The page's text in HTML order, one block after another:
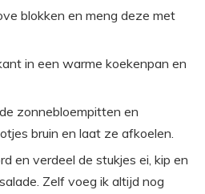
blokken en meng deze met
in een warme koekenpan en
zonnebloempitten en
bruin en laat ze afkoelen.
en verdeel de stukjes ei, kip en
Zelf voeg ik altijd nog